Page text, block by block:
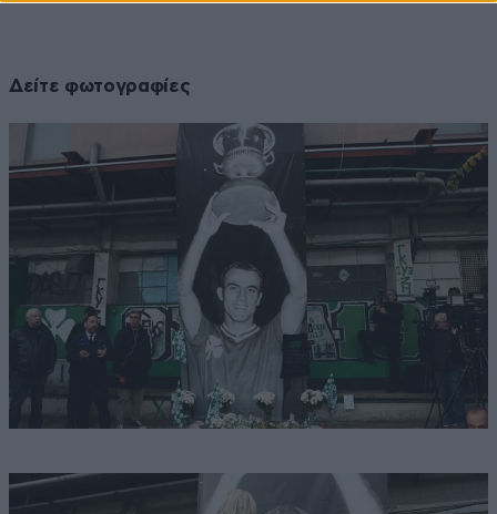
Δείτε φωτογραφίες